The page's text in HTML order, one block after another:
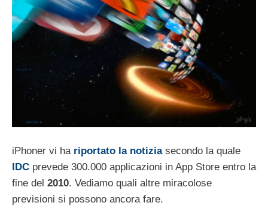
iPhoner vi ha riportato la notiziasecondo la quale
IDC prevede 300.000 applicazioni in App Store entro la
fine del 2010. Vediamo quali altre miracolose
previsioni si possono ancora fare.